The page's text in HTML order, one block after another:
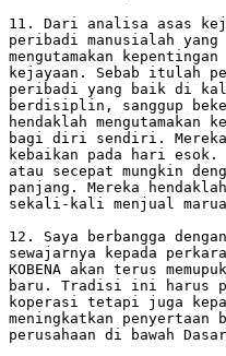
11. Dari analisa asas
peribadi manusialah
mengutamakan
kejayaan. Sebab itulah
peribadi yang baik di
berdisiplin, sanggup
hendaklah
bagi diri sendiri. Mereka
kebaikan pada hari esok.
atau secepat mungkin
panjang. Mereka
sekali-kali menjual
12. Saya berbangga
sewajarnya kepada
KOBENA akan terus
baru. Tradisi ini harus
koperasi tetapi juga
meningkatkan penyertaan
perusahaan di bawah